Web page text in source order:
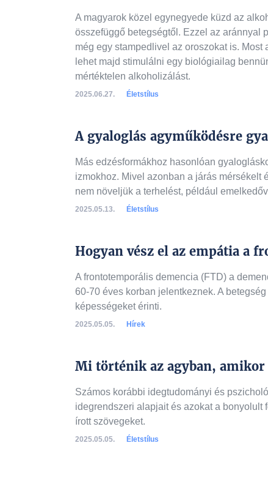
A magyarok közel egynegyede küzd az
összefüggő betegségtől. Ezzel az aránnyal
még egy stampedlivel az oroszokat is.
lehet majd stimulálni egy biológiailag
mértéktelen alkoholizálást.
2025.06.27. Életstílus
A gyaloglás agyműködésre
Más edzésformákhoz hasonlóan
izmokhoz. Mivel azonban a járás mérsékelt
nem növeljük a terhelést, például
2025.05.13. Életstílus
Hogyan vész el az empátia a
A frontotemporális demencia (FTD) a
60-70 éves korban jelentkeznek. A
képességeket érinti.
2025.05.05. Hírek
Mi történik az agyban, amikor
Számos korábbi idegtudományi és
idegrendszeri alapjait és azokat a bonyolult
írott szövegeket.
2025.05.05. Életstílus